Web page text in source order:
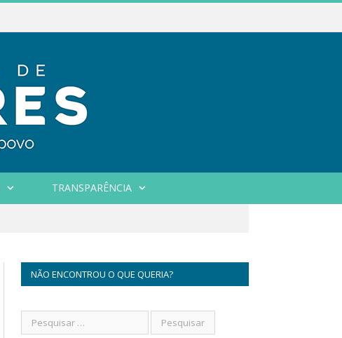
TRANSPARÊNCIA
NÃO ENCONTROU O QUE QUERIA?